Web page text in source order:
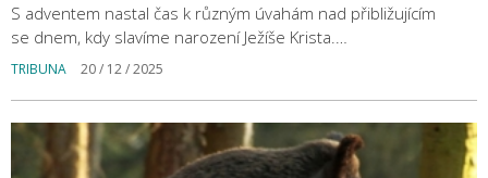
S adventem nastal čas k různým úvahám nad přibližujícím
se dnem, kdy slavíme narození Ježíše Krista.…
TRIBUNA 20 / 12 / 2025